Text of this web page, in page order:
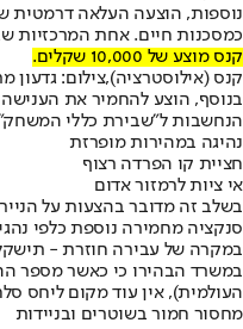
נוספות, הוצעה העלאה דרמטית
כמסכנות חיים. אחת המרכזיות
קנס מוצע של 10,000 שקלים.
קנס (אילוסטרציה),צילום: גדעון
בנוסף, הוצע להחמיר את
הנחשבות ל"שבירת כללי
נהיגה במהירות מופרזת
חציית קו הפרדה רצוף
אי ציות לרמזור אדום
בשלב זה מדובר בהצעות על
סנקציה מחמירה נוספת כלפי
במקרה של עבירה חוזרת -
במשרד הבהירו כי כאשר מספר
העולמית), אין עוד מקום ליחס
מחסור חמור בשוטרים ובניידות